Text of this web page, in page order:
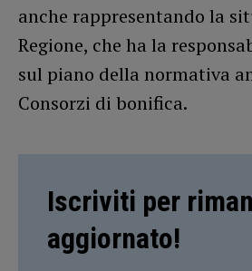
anche rappresentando la
Regione, che ha la
sul piano della normativa
Consorzi di bonifica.
Iscriviti per
aggiornato!